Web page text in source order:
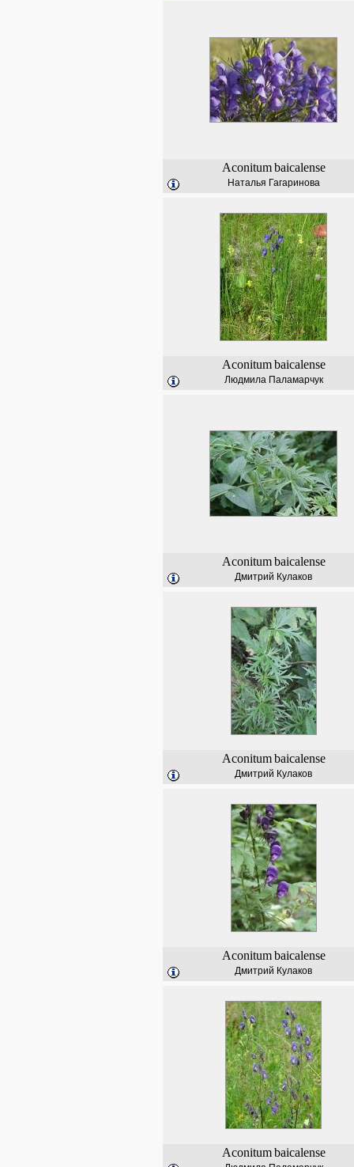
Aconitum baicalense
Наталья Гагаринова
Aconitum baicalense
Людмила Паламарчук
Aconitum baicalense
Дмитрий Кулаков
Aconitum baicalense
Дмитрий Кулаков
Aconitum baicalense
Дмитрий Кулаков
Aconitum baicalense